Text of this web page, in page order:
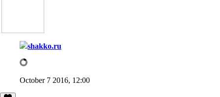
shakko.ru
October 7 2016, 12:00